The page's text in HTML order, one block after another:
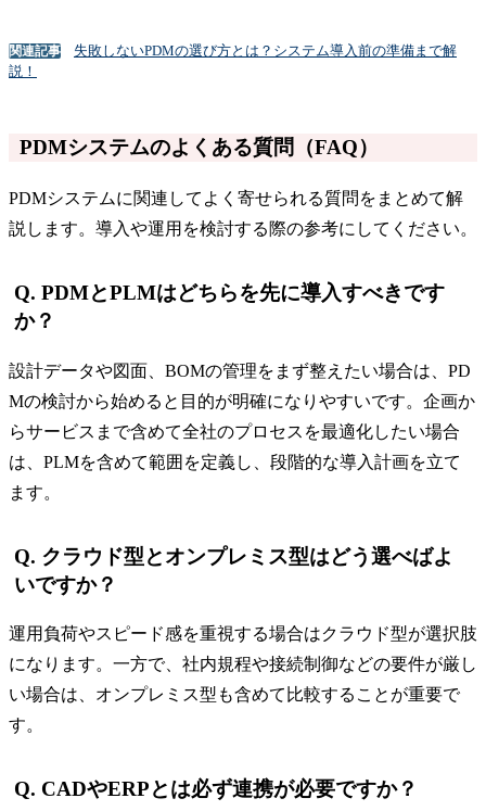
関連記事
失敗しないPDMの選び方とは？システム導入前の準備まで解
説！
PDMシステムのよくある質問（FAQ）
PDMシステムに関連してよく寄せられる質問をまとめて解
説します。導入や運用を検討する際の参考にしてください。
Q. PDMとPLMはどちらを先に導入すべきです
か？
設計データや図面、BOMの管理をまず整えたい場合は、PD
Mの検討から始めると目的が明確になりやすいです。企画か
らサービスまで含めて全社のプロセスを最適化したい場合
は、PLMを含めて範囲を定義し、段階的な導入計画を立て
ます。
Q. クラウド型とオンプレミス型はどう選べばよ
いですか？
運用負荷やスピード感を重視する場合はクラウド型が選択肢
になります。一方で、社内規程や接続制御などの要件が厳し
い場合は、オンプレミス型も含めて比較することが重要で
す。
Q. CADやERPとは必ず連携が必要ですか？